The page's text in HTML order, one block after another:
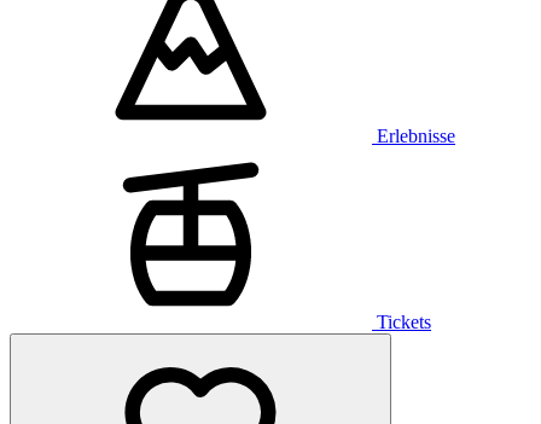
Erlebnisse
Tickets